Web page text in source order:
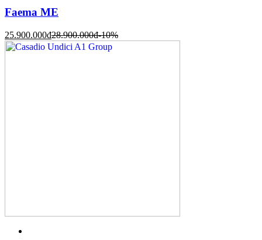
Faema ME
25.900.000đ28.900.000đ-10%